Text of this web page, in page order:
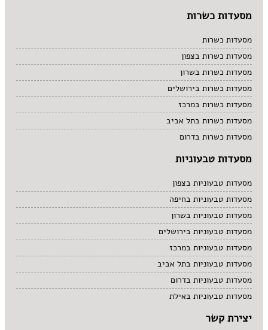
מסעדות כשרות
מסעדות כשרות
מסעדות כשרות בצפון
מסעדות כשרות בשרון
מסעדות כשרות בירושלים
מסעדות כשרות במרכז
מסעדות כשרות בתל אביב
מסעדות כשרות בדרום
מסעדות טבעוניות
מסעדות טבעוניות בצפון
מסעדות טבעוניות בחיפה
מסעדות טבעוניות בשרון
מסעדות טבעוניות בירושלים
מסעדות טבעוניות במרכז
מסעדות טבעוניות בתל אביב
מסעדות טבעוניות בדרום
מסעדות טבעוניות באילת
יצירת קשר